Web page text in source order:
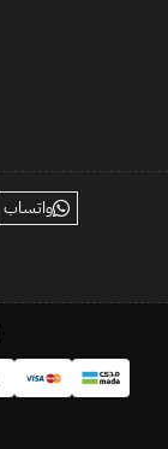
واتساب